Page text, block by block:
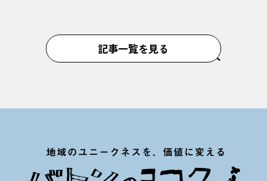
記事一覧を見る